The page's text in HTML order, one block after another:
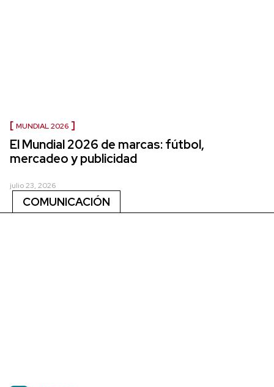
MUNDIAL 2026
El Mundial 2026 de marcas: fútbol,
mercadeo y publicidad
julio 23, 2026
COMUNICACIÓN